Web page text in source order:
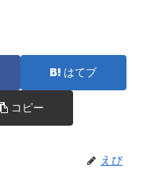
はてブ
コピー
えび